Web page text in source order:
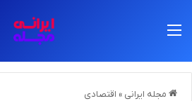
مجله ایرانی » اقتصادی